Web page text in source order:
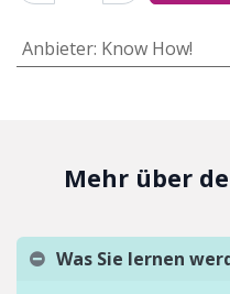
Anbieter: Know How!
Mehr über
Was Sie lernen